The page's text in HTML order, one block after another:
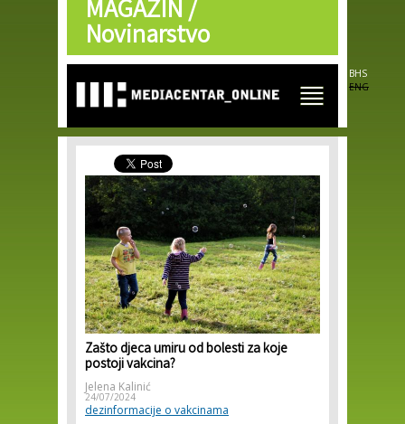
Skip to
main
content
MAGAZIN /
Novinarstvo
BHS
ENG
Zašto djeca umiru od bolesti za koje
postoji vakcina?
Jelena Kalinić
24/07/2024
dezinformacije o vakcinama